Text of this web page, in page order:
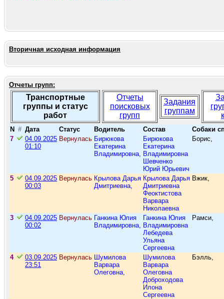
Вторичная исходная информация
Отчеты групп:
Транспортные
группы и статус
работ
Отчеты
поисковых
групп
Задания
группам
N # Дата Статус Водитель Состав
Собаки
7
04.09.2025
01:10
Вернулась Бирюкова
Екатерина
Владимировна,
Бирюкова
Екатерина
Владимировна
Шевченко
Юрий Юрьевич
Борис,
5
04.09.2025
00:03
Вернулась Крылова Дарья
Дмитриевна,
Крылова Дарья
Дмитриевна
Феоктистова
Варвара
Николаевна
Вжик,
3
04.09.2025
00:02
Вернулась Ганкина Юлия
Владимировна,
Ганкина Юлия
Владимировна
Лебедева
Ульяна
Сергеевна
Рамси,
4
03.09.2025
23:51
Вернулась Шумилова
Варвара
Олеговна,
Шумилова
Варвара
Олеговна
Доброходова
Илона
Сергеевна
Бэлль,